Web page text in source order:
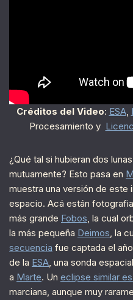
Créditos del Video: ESA,
Procesamiento y
¿Qué tal si hubieran dos
mutuamente? Esto pasa en
muestra una versión de este
espacio. Acá están
más grande Fobos, la cual
la más pequeña Deimos, la
secuencia fue captada el
de la ESA, una sonda
a Marte. Un eclipse similar
marciana, aunque muy